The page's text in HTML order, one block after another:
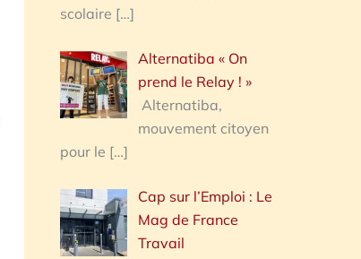
scolaire […]
Alternatiba « On
prend le Relay ! »
Alternatiba,
mouvement citoyen
pour le […]
Cap sur l’Emploi : Le
Mag de France
Travail